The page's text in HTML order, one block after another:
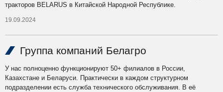
тракторов BELARUS в Китайской Народной Республике.
19.09.2024
Группа компаний Белагро
У нас полноценно функционируют 50+ филиалов в России,
Казахстане и Беларуси. Практически в каждом структурном
подразделении есть служба технического обслуживания. В её